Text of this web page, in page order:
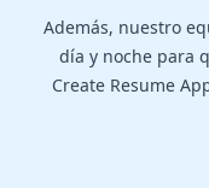
Además, nuestro
día y noche para
Create Resume